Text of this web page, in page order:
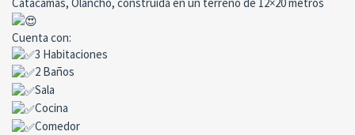
Cuenta con:
3 Habitaciones
2 Baños
Sala
Cocina
Comedor